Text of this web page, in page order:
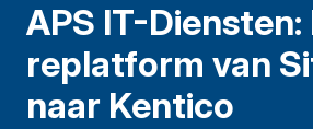
APS IT-Diensten:
replatform van
naar Kentico